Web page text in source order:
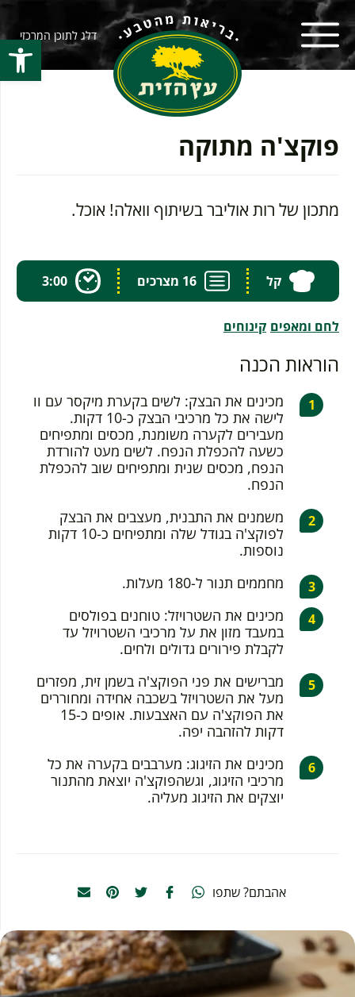
פתח
דלג לתוכן המרכזי
פוקצ'ה מתוקה
מתכון של רות אוליבר בשיתוף וואלה! אוכל.
קל 16 מצרכים 3:00
לחם ומאפים קינוחים
הוראות הכנה
מכינים את הבצק: לשים בקערת מיקסר עם וו
לישה את כל מרכיבי הבצק כ-10 דקות.
מעבירים לקערה משומנת, מכסים ומתפיחים
כשעה להכפלת הנפח. לשים מעט להורדת
הנפח, מכסים שנית ומתפיחים שוב להכפלת
הנפח.
משמנים את התבנית, מעצבים את הבצק
לפוקצ'ה בגודל שלה ומתפיחים כ-10 דקות
נוספות.
מחממים תנור ל-180 מעלות.
מכינים את השטרויזל: טוחנים בפולסים
במעבד מזון את על מרכיבי השטרויזל עד
לקבלת פירורים גדולים ולחים.
מברישים את פני הפוקצ'ה בשמן זית, מפזרים
מעל את השטרויזל בשכבה אחידה ומחוררים
את הפוקצ'ה עם האצבעות. אופים כ-15
דקות להזהבה יפה.
מכינים את הזיגוג: מערבבים בקערה את כל
מרכיבי הזיגוג, וגשהפוקצ'ה יוצאת מהתנור
יוצקים את הזיגוג מעליה.
אהבתם? שתפו